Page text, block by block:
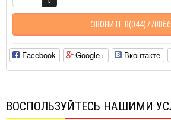
ЗВОНИТЕ
Facebook Google+ Вконтакте
ВОСПОЛЬЗУЙТЕСЬ НАШИМИ